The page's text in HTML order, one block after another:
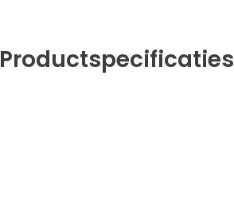
Productspecificaties